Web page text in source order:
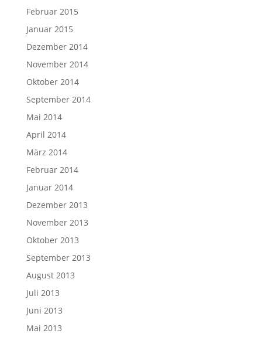
Februar 2015
Januar 2015
Dezember 2014
November 2014
Oktober 2014
September 2014
Mai 2014
April 2014
März 2014
Februar 2014
Januar 2014
Dezember 2013
November 2013
Oktober 2013
September 2013
August 2013
Juli 2013
Juni 2013
Mai 2013